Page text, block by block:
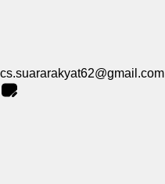
cs.suararakyat62@gmail.com